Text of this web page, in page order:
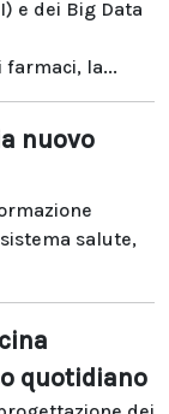
e dei Big Data
la...
nuovo
salute,
quotidiano